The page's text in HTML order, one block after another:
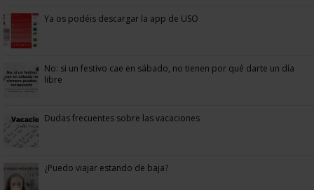
Ya os podéis descargar la app de USO
No: si un festivo cae en sábado, no tienen por qué darte un día
libre
Dudas frecuentes sobre las vacaciones
¿Puedo viajar estando de baja?